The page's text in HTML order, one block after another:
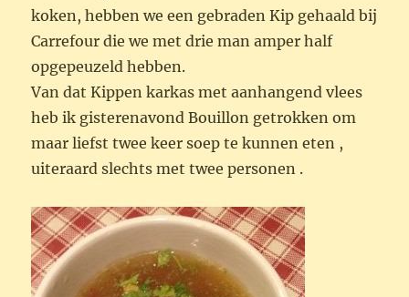
koken, hebben we een gebraden Kip gehaald bij
Carrefour die we met drie man amper half
opgepeuzeld hebben.
Van dat Kippen karkas met aanhangend vlees
heb ik gisterenavond Bouillon getrokken om
maar liefst twee keer soep te kunnen eten ,
uiteraard slechts met twee personen .